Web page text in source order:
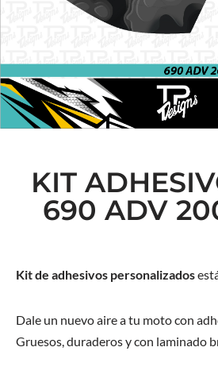
KIT
690 ADV
Kit de adhesivos personalizados
Dale un nuevo aire a tu moto con
Gruesos, duraderos y con laminado